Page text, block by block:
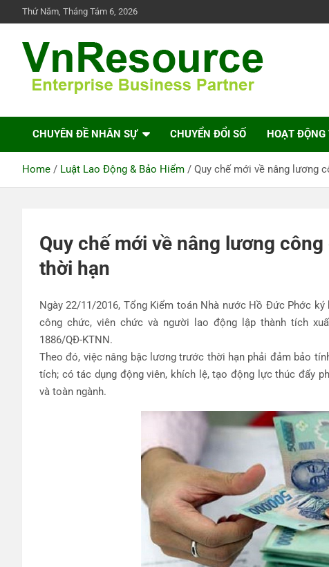
to
Thứ Năm, Tháng Tám 6, 2026
VnResource Blog
CHUYÊN ĐỀ NHÂN SỰ CHUYỂN ĐỔI SỐ HOẠT ĐỘNG
Home Luật Lao Động & Bảo Hiểm Quy chế mới về nâng lương
Quy chế mới về nâng lương
thời hạn
Ngày 22/11/2016, Tổng Kiểm toán Nhà nước Hồ Đức Phớc
công chức, viên chức và người lao động lập thành tích
1886/QĐ-KTNN.
Theo đó, việc nâng bậc lương trước thời hạn phải đảm bảo
tích; có tác dụng động viên, khích lệ, tạo động lực thúc đẩy
và toàn ngành.